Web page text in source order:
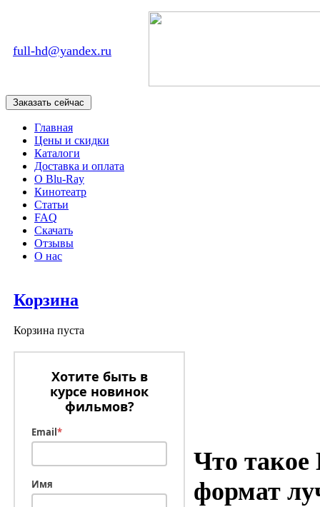
full-hd@yandex.ru
Главная
Цены и скидки
Каталоги
Доставка и оплата
О Blu-Ray
Кинотеатр
Статьи
FAQ
Скачать
Отзывы
О нас
Корзина
Корзина пуста
Хотите быть в
курсе новинок
фильмов?
Email*
Имя
Что
формат